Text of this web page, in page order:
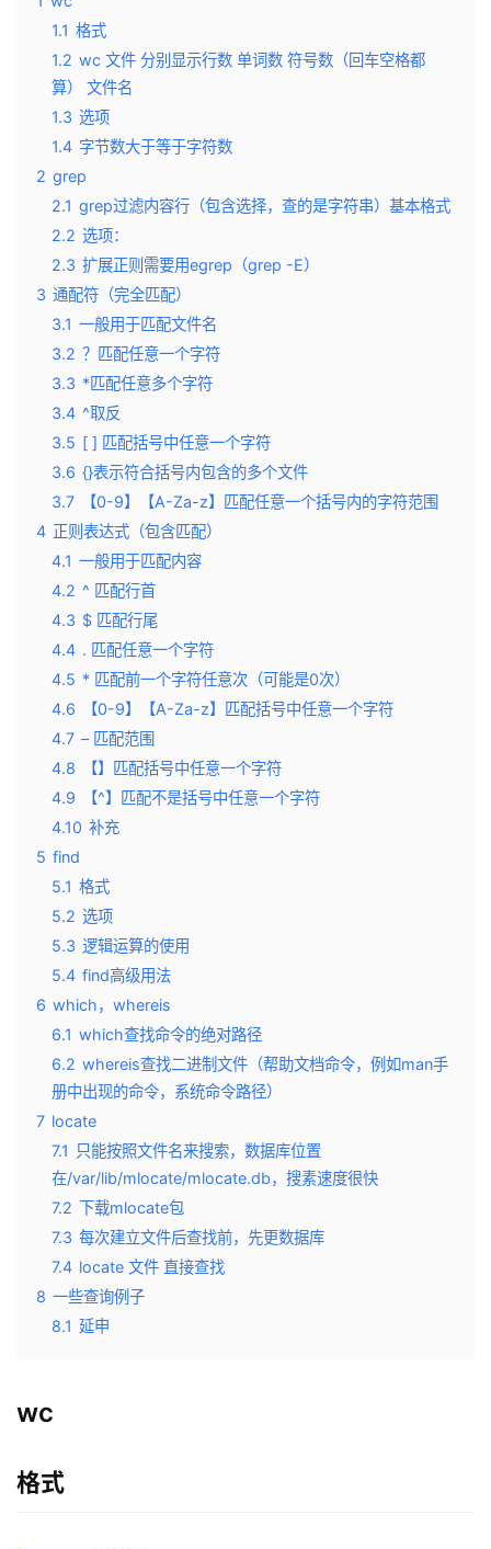
1.1 格式
1.2 wc 文件 分别显示行数 单词数 符号数（回车空格都
算） 文件名
1.3 选项
1.4 字节数大于等于字符数
2 grep
2.1 grep过滤内容行（包含选择，查的是字符串）基本格式
2.2 选项：
2.3 扩展正则需要用egrep（grep -E）
3 通配符（完全匹配）
3.1 一般用于匹配文件名
3.2 ？匹配任意一个字符
3.3 *匹配任意多个字符
3.4 ^取反
3.5 [ ] 匹配括号中任意一个字符
3.6 {}表示符合括号内包含的多个文件
3.7
【0-9】【A-Za-z】匹配任意一个括号内的字符范围
4 正则表达式（包含匹配）
4.1 一般用于匹配内容
4.2 ^ 匹配行首
4.3 $ 匹配行尾
4.4 . 匹配任意一个字符
4.5 * 匹配前一个字符任意次（可能是0次）
4.6
【0-9】【A-Za-z】匹配括号中任意一个字符
4.7 – 匹配范围
4.8
【】匹配括号中任意一个字符
4.9
【^】匹配不是括号中任意一个字符
4.10 补充
5 find
5.1 格式
5.2 选项
5.3 逻辑运算的使用
5.4 find高级用法
6 which，whereis
6.1 which查找命令的绝对路径
6.2 whereis查找二进制文件（帮助文档命令，例如man手
册中出现的命令，系统命令路径）
7 locate
7.1 只能按照文件名来搜索，数据库位置
在/var/lib/mlocate/mlocate.db，搜素速度很快
7.2 下载mlocate包
7.3 每次建立文件后查找前，先更数据库
7.4 locate 文件 直接查找
8 一些查询例子
8.1 延申
wc
格式